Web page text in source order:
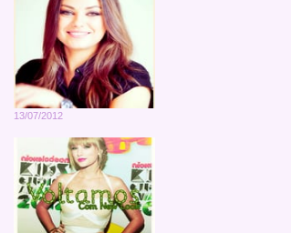
13/07/2012